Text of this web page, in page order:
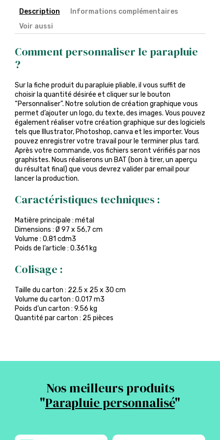
Description
Informations complémentaires
Voir aussi
Comment personnaliser le parapluie
?
Sur la fiche produit du parapluie pliable, il vous suffit de
choisir la quantité désirée et cliquer sur le bouton
“Personnaliser”. Notre solution de création graphique vous
permet d’ajouter un logo, du texte, des images. Vous pouvez
également réaliser votre création graphique sur des logiciels
tels que Illustrator, Photoshop, canva et les importer. Vous
pouvez enregistrer votre travail pour le terminer plus tard.
Après votre commande, vos fichiers seront vérifiés par nos
graphistes. Nous réaliserons un BAT (bon à tirer, un aperçu
du résultat final) que vous devrez valider par email pour
lancer la production.
Caractéristiques techniques :
Matière principale : métal
Dimensions : Ø 97 x 56,7 cm
Volume : 0.81 cdm3
Poids de l’article : 0.361 kg
Colisage :
Taille du carton : 22.5 x 25 x 30 cm
Volume du carton : 0.017 m3
Poids d’un carton : 9.56 kg
Quantité par carton : 25 pièces
Nos meilleurs produits
"Parapluie personnalisé"